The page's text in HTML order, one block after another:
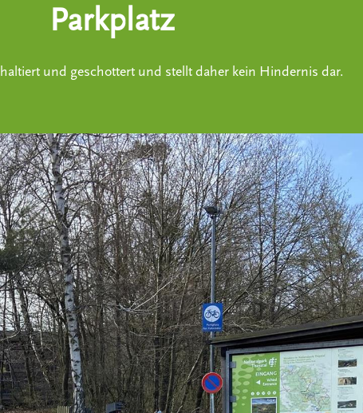
Parkplatz
und geschottert und stellt daher kein Hindernis dar.